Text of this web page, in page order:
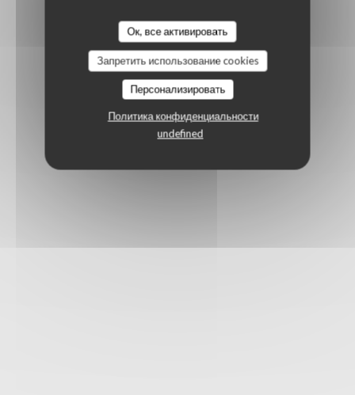
Ок, все активировать
Запретить использование cookies
Персонализировать
Политика конфиденциальности
undefined